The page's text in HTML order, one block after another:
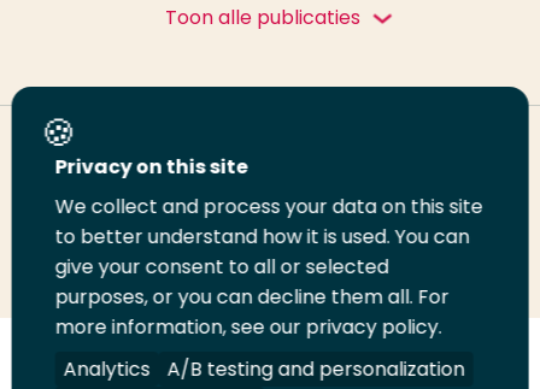
Toon alle publicaties
Deel deze pagina
Deel
LinkedIn
Deel
op
Twitter
Deel
op
Facebook
Email
deze
pagina
Print
deze
pagina
VolgVolgVolgVolg
Privacy on this site
We collect and process your data on this site
to better understand how it is used. You can
give your consent to all or selected
purposes, or you can decline them all. For
more information, see our privacy policy.
Analytics
A/B testing and personalization